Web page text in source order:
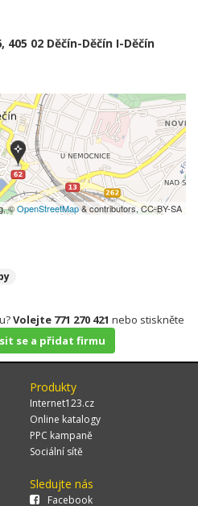
405 02 Děčín-Děčín I-Děčín
©OpenStreetMap& contributors, CC-BY-SA
Volejte 771 270 421 nebo stiskněte
se a přidat firmu
Produkty
Internet123.cz
Online katalogy
PPC kampaně
Sociální sítě
Sledujte nás
Facebook